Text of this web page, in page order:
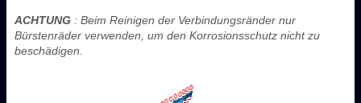
ACHTUNG : Beim Reinigen der Verbindungsränder nur
Bürstenräder verwenden, um den Korrosionsschutz nicht zu
beschädigen.